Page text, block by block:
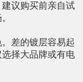
议购买前亲自试
差的镀层容易起
择大品牌或有电